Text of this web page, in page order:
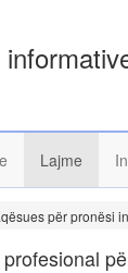
Lajme
për pronësi